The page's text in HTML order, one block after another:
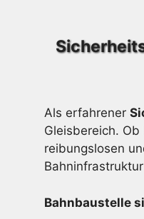
Als erfahrener
Gleisbereich.
reibungslosen
Bahnbaustelle